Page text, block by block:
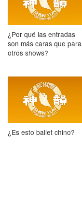
¿Por qué las entradas
son más caras que para
otros shows?
¿Es esto ballet chino?